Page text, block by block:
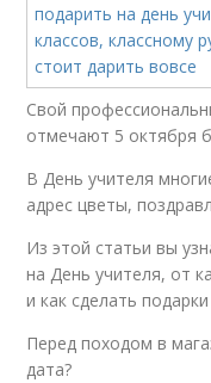
Свой
отмечают 5 октября
В День учителя
адрес цветы,
Из этой статьи вы
на День учителя, от
и как сделать
Перед походом в
дата?